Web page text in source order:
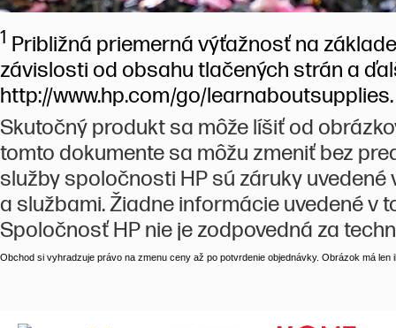
1 Približná priemerná výťažnosť na
závislosti od obsahu tlačených strán a
http://www.hp.com/go/learnaboutsupplies.
Skutočný produkt sa môže líšiť od
tomto dokumente sa môžu zmeniť bez
služby spoločnosti HP sú záruky
a službami. Žiadne informácie uvedené v
Spoločnosť HP nie je zodpovedná za
Obchod si vyhradzuje právo na zmenu ceny až po potvrdenie objednávky. Obrázok má len